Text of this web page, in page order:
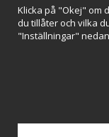
Hos Kryddlandet
kort, Klarna eller
Klicka på "Okej" om
du tillåter och vilka
"Inställningar"